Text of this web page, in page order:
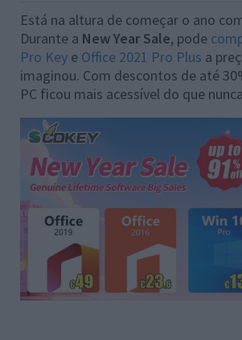
Está na altura de começar o ano
Durante a New Year Sale, pode
Pro Key e Office 2021 Pro Plus a
imaginou. Com descontos de até
PC ficou mais acessível do que